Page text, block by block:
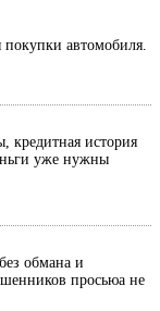
автомобиля.
кредитная история
уже нужны
обмана и
просьюа не